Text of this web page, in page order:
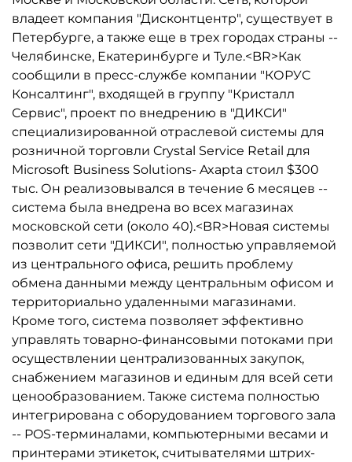
владеет компания "Дисконтцентр", существует в
Петербурге, а также еще в трех городах страны --
Челябинске, Екатеринбурге и Туле.<BR>Как
сообщили в пресс-службе компании "КОРУС
Консалтинг", входящей в группу "Кристалл
Сервис", проект по внедрению в "ДИКСИ"
специализированной отраслевой системы для
розничной торговли Crystal Service Retail для
Microsoft Business Solutions- Axapta стоил $300
тыс. Он реализовывался в течение 6 месяцев --
система была внедрена во всех магазинах
московской сети (около 40).<BR>Новая системы
позволит сети "ДИКСИ", полностью управляемой
из центрального офиса, решить проблему
обмена данными между центральным офисом и
территориально удаленными магазинами.
Кроме того, система позволяет эффективно
управлять товарно-финансовыми потоками при
осуществлении централизованных закупок,
снабжением магазинов и единым для всей сети
ценообразованием. Также система полностью
интегрирована с оборудованием торгового зала
-- POS-терминалами, компьютерными весами и
принтерами этикеток, считывателями штрих-